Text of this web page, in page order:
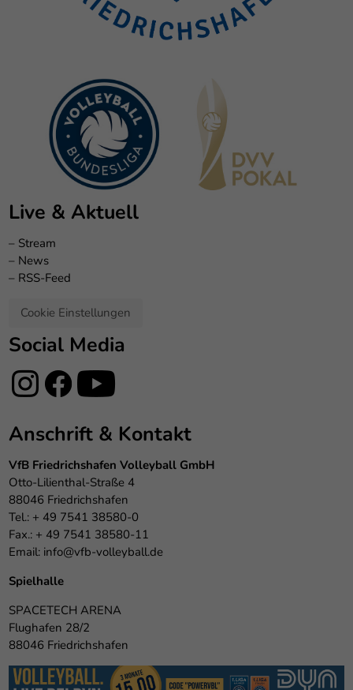
Live & Aktuell
– Stream
– News
– RSS-Feed
Cookie Einstellungen
Social Media
Anschrift & Kontakt
VfB Friedrichshafen Volleyball GmbH
Otto-Lilienthal-Straße 4
88046 Friedrichshafen
Tel.: + 49 7541 38580-0
Fax.: + 49 7541 38580-11
Email: info@vfb-volleyball.de
Spielhalle
SPACETECH ARENA
Flughafen 28/2
88046 Friedrichshafen